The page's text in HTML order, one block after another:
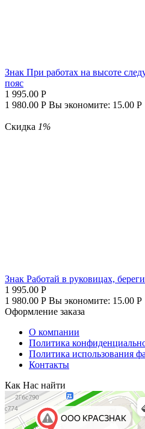
Знак При работах на высоте
пояс
1 995.00 Р
1 980.00 Р Вы экономите: 15.00 Р
Скидка 1%
Знак Работай в руковицах,
1 995.00 Р
1 980.00 Р Вы экономите: 15.00 Р
Оформление заказа
О компании
Политика
Политика использования
Контакты
Как Нас найти